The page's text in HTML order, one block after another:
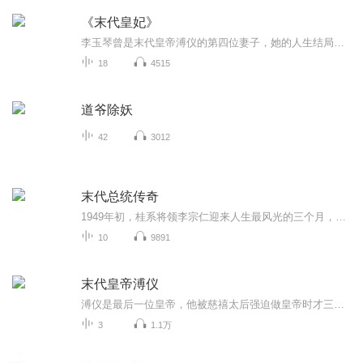
《末代皇妃》
18 4515
道爷除妖
42 3012
末代总统传奇
10 9891
末代皇帝溥仪
3 1.1万